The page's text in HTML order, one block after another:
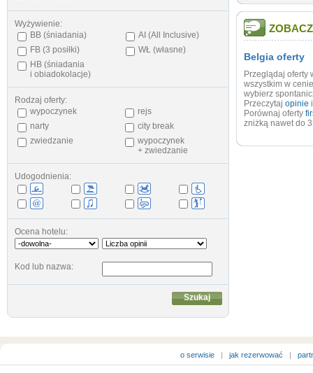
Belgia oferty
Przeglądaj oferty
wszystkim w
wybierz
Przeczytaj opinie
Porównaj oferty
zniżką nawet do
Wyżywienie:
BB (śniadania)
AI (All Inclusive)
FB (3 posiłki)
WŁ (własne)
HB (śniadania
i obiadokolacje)
Rodzaj oferty:
wypoczynek
rejs
narty
city break
zwiedzanie
wypoczynek
+ zwiedzanie
Udogodnienia:
Ocena hotelu:
Kod lub nazwa:
o serwisie |jak rezerwować |